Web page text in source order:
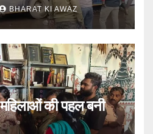
BHARAT KI AWAZ
की पहल बनी